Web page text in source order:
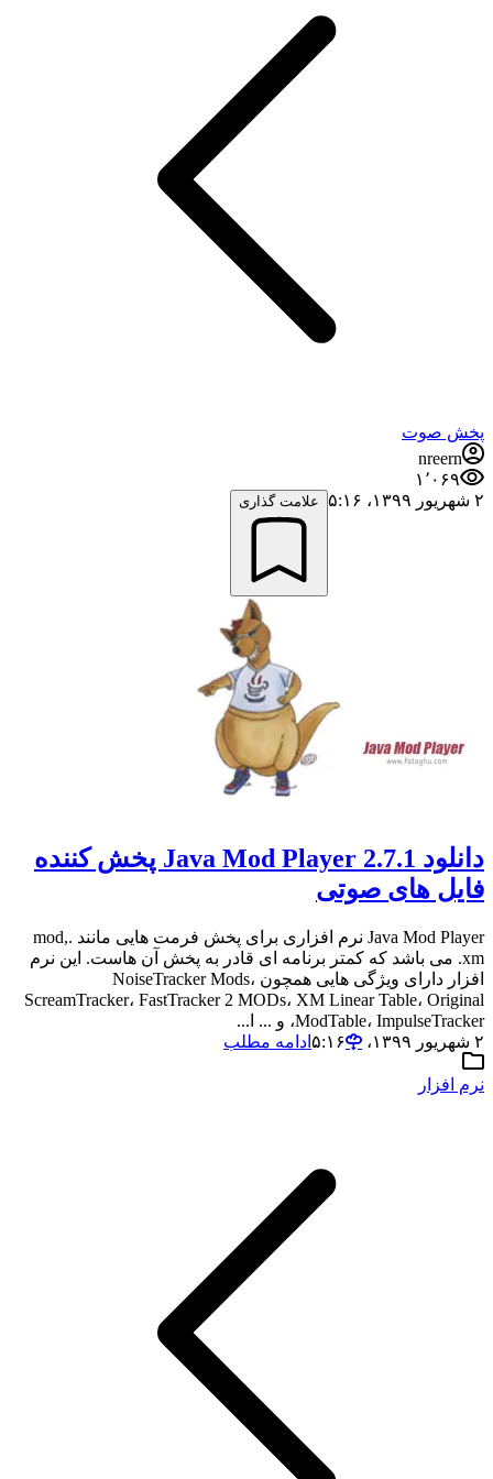
پخش صوت
nreern
۱٬۰۶۹
۲ شهریور ۱۳۹۹،‏ ۵:۱۶
علامت گذاری
دانلود Java Mod Player 2.7.1 پخش کننده
فایل های صوتی
Java Mod Player نرم افزاری برای پخش فرمت هایی مانند .mod,
.xm می باشد که کمتر برنامه ای قادر به پخش آن هاست. این نرم
افزار دارای ویژگی هایی همچون NoiseTracker Mods،
ScreamTracker، FastTracker 2 MODs، XM Linear Table، Original
ModTable، ImpulseTracker، و ... ا...
۲ شهریور ۱۳۹۹،‏ ۵:۱۶
ادامه مطلب
نرم افزار